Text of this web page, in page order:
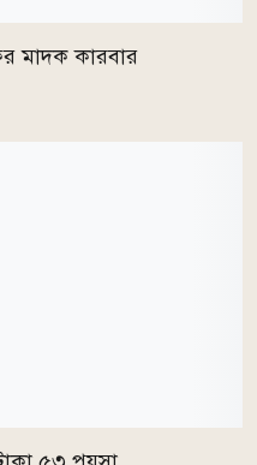
মাদক কারবার